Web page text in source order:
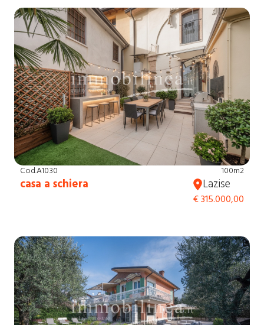
Cod.A1030
casa a schiera
100m2
Lazise
€ 315.000,00